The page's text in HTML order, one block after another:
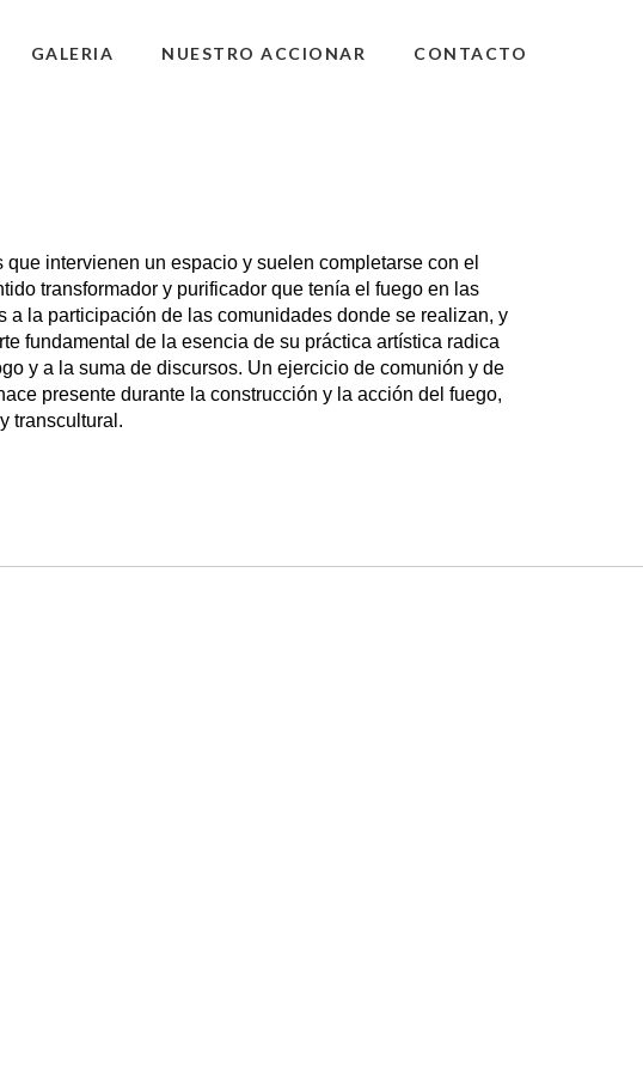
GALERIA NUESTRO ACCIONAR CONTACTO
intervienen un espacio y suelen completarse con el
transformador y purificador que tenía el fuego en las
la participación de las comunidades donde se realizan, y
fundamental de la esencia de su práctica artística radica
y a la suma de discursos. Un ejercicio de comunión y de
presente durante la construcción y la acción del fuego,
transcultural.